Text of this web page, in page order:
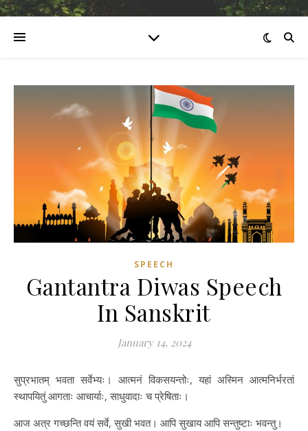
SPEECH
Gantantra Diwas Speech
In Sanskrit
January 14, 2024
सुप्रभातम् भवता सर्वेभ्यः। आत्मनं विकसयन्तोः, यहां अस्मिन आत्मनिर्भरतां
स्थापयितुं आगताः आचार्याः, साधुवादाः च प्रेषिताः।
आज अत्र गच्छन्ति वयं सर्वे, सुखी भवत। आपि सुखाय आपि सन्तुष्टाः भवन्तु।